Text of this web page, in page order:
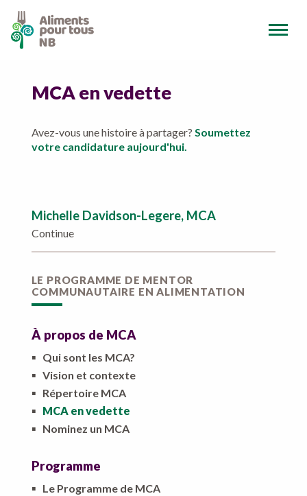
MCA en vedette
Avez-vous une histoire à partager? Soumettez
votre candidature aujourd'hui.
Michelle Davidson-Legere, MCA
Continue
LE PROGRAMME DE MENTOR
COMMUNAUTAIRE EN ALIMENTATION
À propos de MCA
▪ Qui sont les MCA?
▪ Vision et contexte
▪ Répertoire MCA
▪ MCA en vedette
▪ Nominez un MCA
Programme
▪ Le Programme de MCA